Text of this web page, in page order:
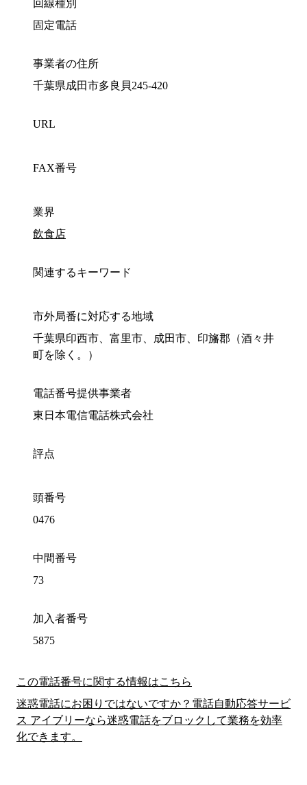
回線種別
固定電話
事業者の住所
千葉県成田市多良貝245-420
URL
FAX番号
業界
飲食店
関連するキーワード
市外局番に対応する地域
千葉県印西市、富里市、成田市、印旛郡（酒々井
町を除く。）
電話番号提供事業者
東日本電信電話株式会社
評点
頭番号
0476
中間番号
73
加入者番号
5875
この電話番号に関する情報はこちら
迷惑電話にお困りではないですか？電話自動応答サービ
ス アイブリーなら迷惑電話をブロックして業務を効率
化できます。